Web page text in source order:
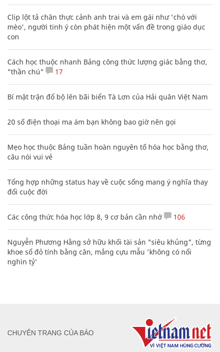
Clip lột tả chân thực cảnh anh trai và em gái như 'chó với
mèo', người tinh ý còn phát hiện một vấn đề trong giáo dục
con
Cách học thuộc nhanh Bảng công thức lượng giác bằng thơ,
"thần chú"
17
Bí mật trận đổ bộ lên bãi biển Tà Lơn của Hải quân Việt Nam
20 số điện thoại ma ám bạn không bao giờ nên gọi
Mẹo học thuộc Bảng tuần hoàn nguyên tố hóa học bằng thơ,
câu nói vui vẻ
Tổng hợp những status hay về cuộc sống mang ý nghĩa thay
đổi cuộc đời
Các công thức hóa học lớp 8, 9 cơ bản cần nhớ 106
Nguyễn Phương Hằng sở hữu khối tài sản "siêu khủng", từng
khoe sổ đỏ tính bằng cân, mắng cựu mẫu 'không có nổi
nghìn tỷ'
CHUYÊN TRANG CỦA BÁO